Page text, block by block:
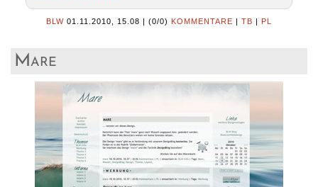
BLW 01.11.2010, 15.08 | (0/0) KOMMENTARE | TB | PL
Mare